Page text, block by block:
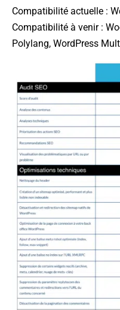
Compatibilité actuelle :
Compatibilité à venir :
Polylang, WordPress